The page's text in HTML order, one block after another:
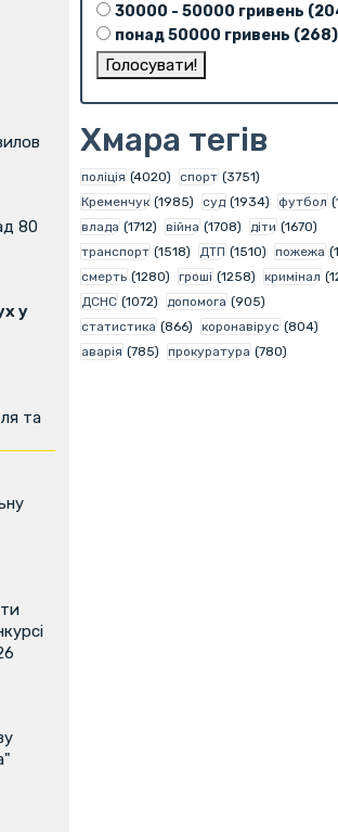
80
у
та
30000 - 50000 гривень
понад 50000 гривень (268)
Хмара тегів
поліція (4020) спорт (3751)
Кременчук (1985) суд (1934) футбол
влада (1712) війна (1708) діти (1670)
транспорт (1518) ДТП (1510) пожежа
смерть (1280) гроші (1258) кримінал
ДСНС (1072) допомога (905)
статистика (866) коронавірус (804)
аварія (785) прокуратура (780)